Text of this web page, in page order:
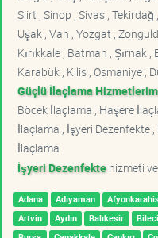
Siirt , Sinop , Sivas , Tekirdağ
Uşak , Van , Yozgat ,
Kırıkkale , Batman , Şırnak ,
Karabük , Kilis , Osmaniye ,
Güçlü İlaçlama
Böcek İlaçlama , Haşere
İlaçlama , İşyeri Dezenfekte
İlaçlama
İşyeri Dezenfektehizmeti
Adana Adıyaman
Artvin
Aydın Balıkesir